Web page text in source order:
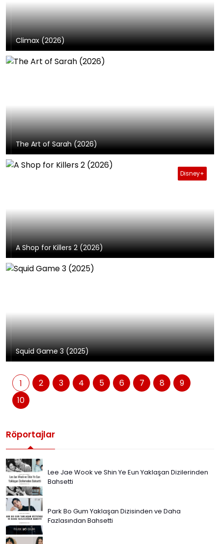
Climax (2026)
The Art of Sarah (2026)
Disney+
A Shop for Killers 2 (2026)
Squid Game 3 (2025)
1 2 3 4 5 6 7 8
9
10
Röportajlar
Lee Jae Wook ve Shin Ye Eun Yaklaşan Dizilerinden
Bahsetti
Park Bo Gum Yaklaşan Dizisinden ve Daha
Fazlasından Bahsetti